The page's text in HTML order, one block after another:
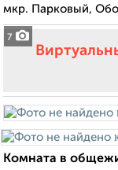
7
мкр. Парковый,
Комната в